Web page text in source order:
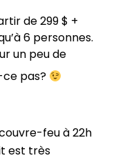
de 299 $ +
6 personnes.
un peu de
ce pas?
feu à 22h
est très